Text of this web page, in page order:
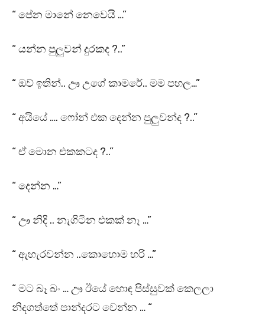
“ පේන මානේ නෙවෙයි …”
“ යන්න පුලුවන් දුරකද ?..”
“ ඔව් ඉතින්.. ඌ උගේ කාමරේ.. මම පහල…”
“ අයියේ …. ෆෝන් එක දෙන්න පුලුවන්ද ?..”
“ ඒ මොන එකකටද ?..”
“ දෙන්න …”
“ ඌ නිදි .. නැගිටින එකක් නෑ …”
“ ඇහැරවන්න ..කොහොම හරි …”
“ මට බෑ බං … ඌ ඊයේ හොඳ පිස්සුවක් කෙලලා
නිදගත්තේ පාන්දරට වෙන්න … “